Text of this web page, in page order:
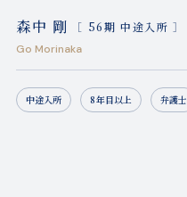
森中 剛 ［ 56期 中途入所 ］
Go Morinaka
中途入所 8年目以上 弁護士